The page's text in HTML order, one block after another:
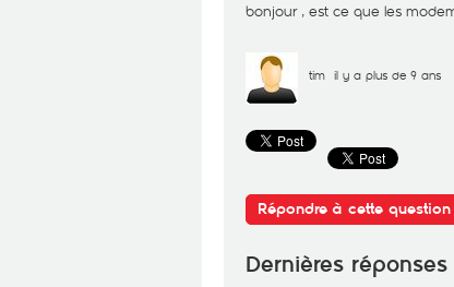
bonjour , est ce que les
tim il y a plus de 9 ans
Répondre à cette question
Dernières